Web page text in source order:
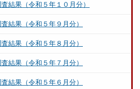
結果（令和５年１０月分）
結果（令和５年９月分）
結果（令和５年８月分）
結果（令和５年７月分）
結果（令和５年６月分）